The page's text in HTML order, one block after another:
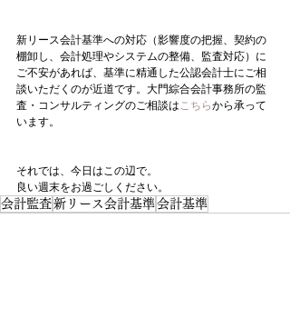
新リース会計基準への対応（影響度の把握、契約の
棚卸し、会計処理やシステムの整備、監査対応）に
ご不安があれば、基準に精通した公認会計士にご相
談いただくのが近道です。大門綜合会計事務所の監
査・コンサルティングのご相談はこちらから承って
います。
それでは、今日はこの辺で。
良い週末をお過ごしください。
会計監査新リース会計基準会計基準